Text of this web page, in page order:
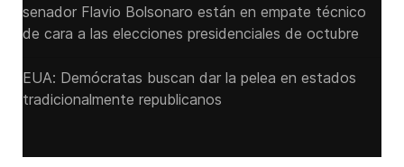
senador Flavio ‌Bolsonaro están en empate técnico
de cara a las ‌elecciones presidenciales de octubre
EUA: Demócratas buscan dar la pelea en estados
tradicionalmente republicanos